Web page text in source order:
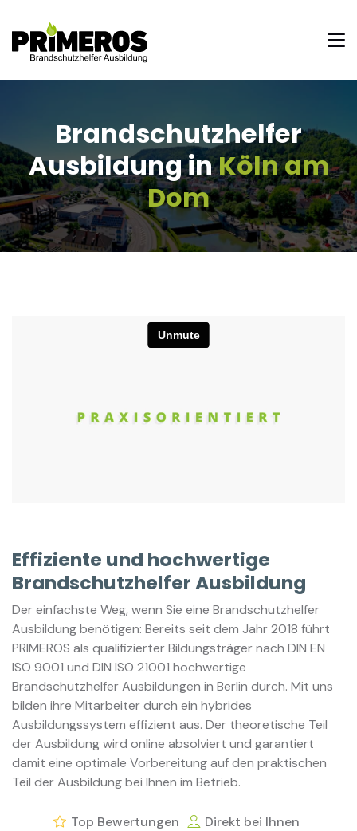
Brandschutzhelfer
Ausbildung inKöln am
Dom
Effiziente und hochwertige
Brandschutzhelfer Ausbildung
Der einfachste Weg, wenn Sie eine Brandschutzhelfer
Ausbildung benötigen: Bereits seit dem Jahr 2018 führt
PRIMEROS als qualifizierter Bildungsträger nach DIN EN
ISO 9001 und DIN ISO 21001 hochwertige
Brandschutzhelfer Ausbildungen in Berlin durch. Mit uns
bilden ihre Mitarbeiter durch ein hybrides
Ausbildungssystem effizient aus. Der theoretische Teil
der Ausbildung wird online absolviert und garantiert
damit eine optimale Vorbereitung auf den praktischen
Teil der Ausbildung bei Ihnen im Betrieb.
Top Bewertungen
Direkt bei Ihnen